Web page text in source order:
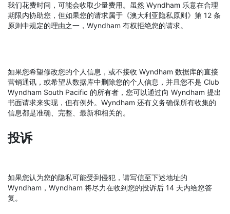
我们花费时间，可能会收取少量费用。虽然 Wyndham 乐意在合理
期限内协助您，但如果您的请求属于《澳大利亚隐私原则》第 12 条
原则中规定的理由之一，Wyndham 有权拒绝您的请求。
如果您希望修改您的个人信息，或不接收 Wyndham 数据库的直接
营销通讯，或希望从数据库中删除您的个人信息，并且您不是 Club
Wyndham South Pacific 的所有者，您可以通过向 Wyndham 提出
书面请求来实现，但有例外。Wyndham 还有义务确保所有收集的
信息都是准确、完整、最新和相关的。
投诉
如果您认为您的隐私可能受到侵犯，请写信至下述地址的
Wyndham，Wyndham 将尽力在收到您的投诉后 14 天内给您答
复。